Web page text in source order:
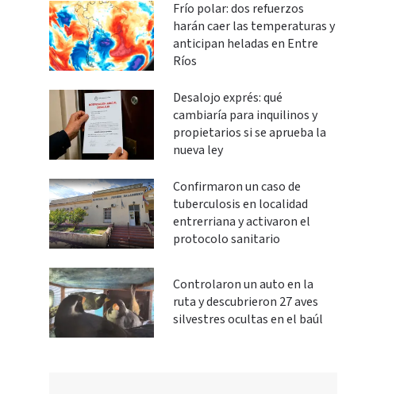
Frío polar: dos refuerzos
harán caer las temperaturas y
anticipan heladas en Entre
Ríos
Desalojo exprés: qué
cambiaría para inquilinos y
propietarios si se aprueba la
nueva ley
Confirmaron un caso de
tuberculosis en localidad
entrerriana y activaron el
protocolo sanitario
Controlaron un auto en la
ruta y descubrieron 27 aves
silvestres ocultas en el baúl